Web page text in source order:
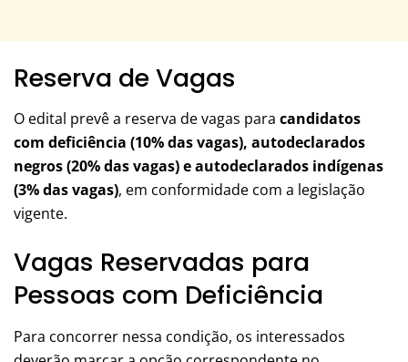
Reserva de Vagas
O edital prevê a reserva de vagas para candidatos
com deficiência (10% das vagas), autodeclarados
negros (20% das vagas) e autodeclarados indígenas
(3% das vagas), em conformidade com a legislação
vigente.
Vagas Reservadas para
Pessoas com Deficiência
Para concorrer nessa condição, os interessados